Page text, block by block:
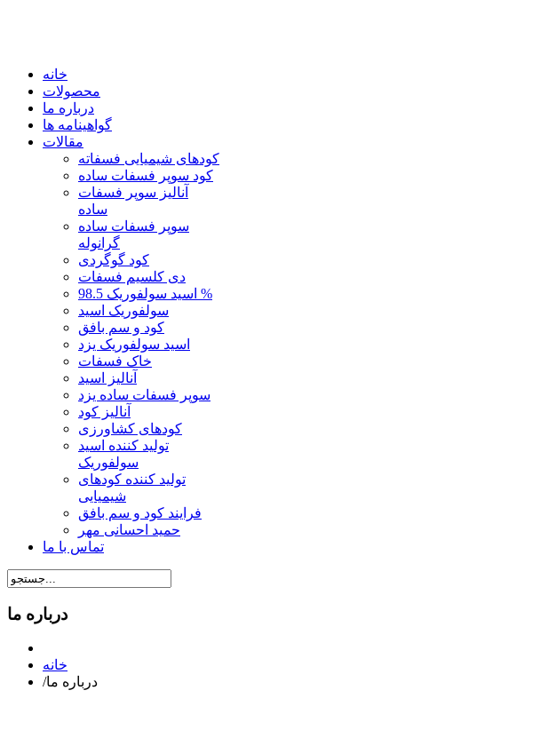
خانه
محصولات
درباره ما
گواهینامه ها
مقالات
کودهای شیمیایی فسفاته
کود سوپر فسفات ساده
آنالیز سوپر فسفات
ساده
سوپر فسفات ساده
گرانوله
کود گوگردی
دی کلسیم فسفات
اسید سولفوریک 98.5 %
سولفوریک اسید
کود و سم بافق
اسید سولفوریک یزد
خاک فسفات
آنالیز اسید
سوپر فسفات ساده یزد
آنالیز کود
کودهای کشاورزی
تولید کننده اسید
سولفوریک
تولید کننده کودهای
شیمیایی
فرایند کود و سم بافق
حمید احسانی مهر
تماس با ما
درباره ما
خانه
/درباره ما